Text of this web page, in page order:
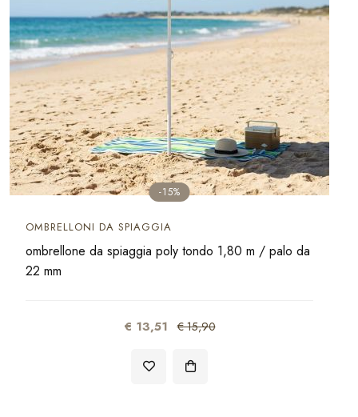
-15%
OMBRELLONI DA SPIAGGIA
ombrellone da spiaggia poly tondo 1,80 m / palo da
22 mm
€ 13,51 € 15,90